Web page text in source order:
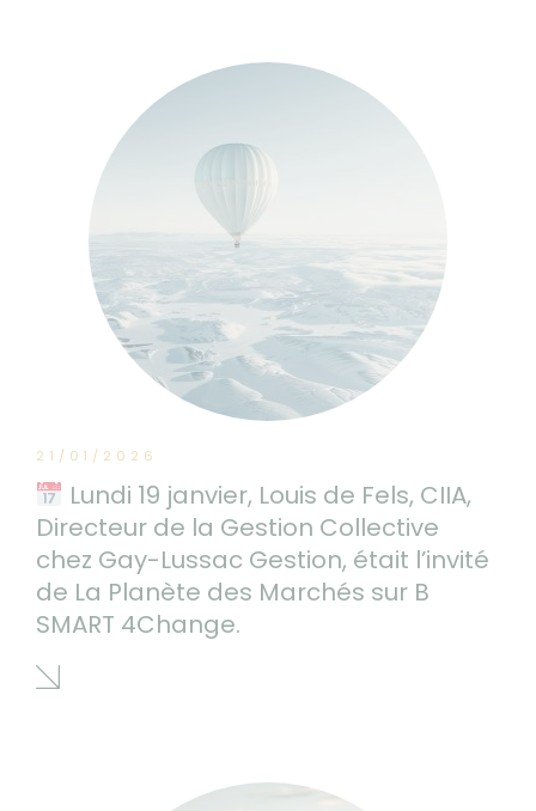
21/01/2026
Lundi 19 janvier, Louis de Fels, CIIA,
Directeur de la Gestion Collective
chez Gay-Lussac Gestion, était l’invité
de La Planète des Marchés sur B
SMART 4Change.